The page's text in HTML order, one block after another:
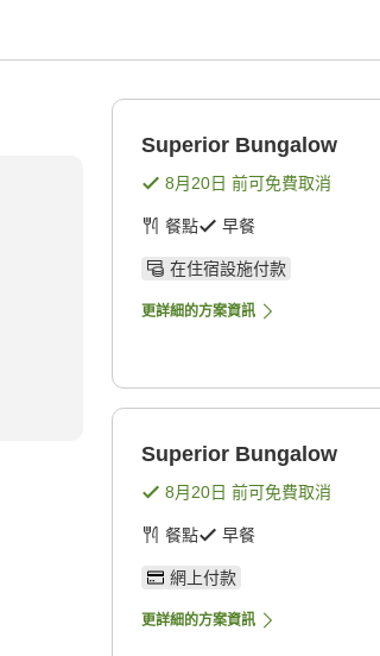
Superior Bungalow
8月20日 前可免費取消
餐點 早餐
在住宿設施付款
更詳細的方案資訊
Superior Bungalow
8月20日 前可免費取消
餐點 早餐
網上付款
更詳細的方案資訊